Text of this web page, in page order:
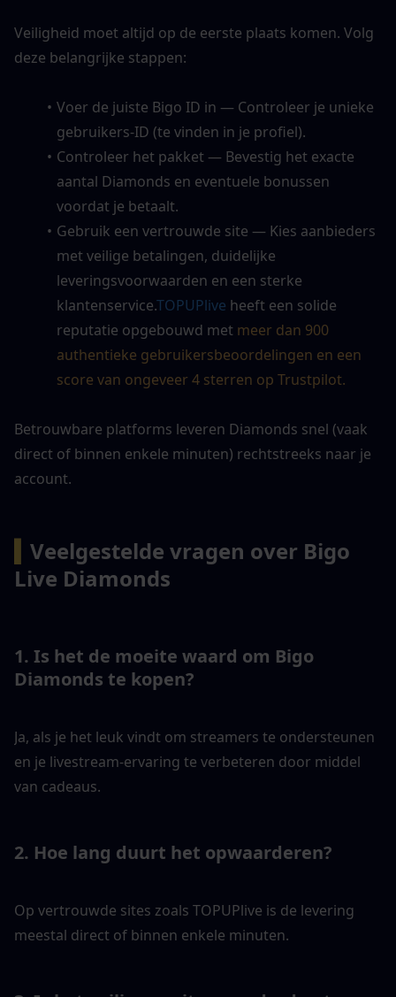
Veiligheid moet altijd op de eerste plaats komen. Volg
deze belangrijke stappen:
Voer de juiste Bigo ID in — Controleer je unieke
gebruikers-ID (te vinden in je profiel).
Controleer het pakket — Bevestig het exacte
aantal Diamonds en eventuele bonussen
voordat je betaalt.
Gebruik een vertrouwde site — Kies aanbieders
met veilige betalingen, duidelijke
leveringsvoorwaarden en een sterke
klantenservice.TOPUPlive heeft een solide
reputatie opgebouwd met meer dan 900
authentieke gebruikersbeoordelingen en een
score van ongeveer 4 sterren op Trustpilot.
Betrouwbare platforms leveren Diamonds snel (vaak
direct of binnen enkele minuten) rechtstreeks naar je
account.
Veelgestelde vragen over Bigo
Live Diamonds
1. Is het de moeite waard om Bigo
Diamonds te kopen?
Ja, als je het leuk vindt om streamers te ondersteunen
en je livestream-ervaring te verbeteren door middel
van cadeaus.
2. Hoe lang duurt het opwaarderen?
Op vertrouwde sites zoals TOPUPlive is de levering
meestal direct of binnen enkele minuten.